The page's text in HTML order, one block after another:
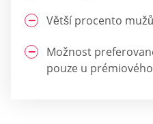
Větší procento
Možnost
pouze u